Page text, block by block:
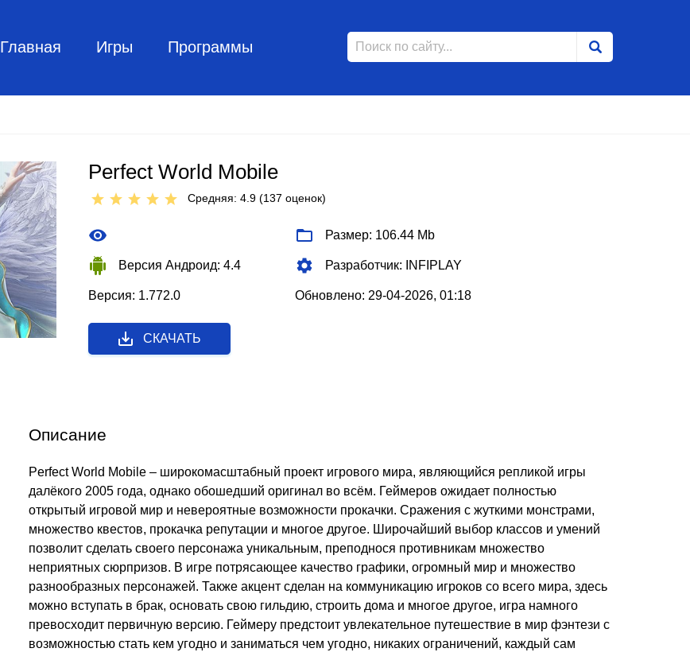
Главная Игры Программы
Perfect World Mobile
Средняя: 4.9 (137 оценок)
Размер: 106.44 Mb
Версия Андроид: 4.4 Разработчик: INFIPLAY
Версия: 1.772.0 Обновлено: 29-04-2026, 01:18
СКАЧАТЬ
Описание
Perfect World Mobile – широкомасштабный проект игрового мира, являющийся репликой игры
далёкого 2005 года, однако обошедший оригинал во всём. Геймеров ожидает полностью
открытый игровой мир и невероятные возможности прокачки. Сражения с жуткими монстрами,
множество квестов, прокачка репутации и многое другое. Широчайший выбор классов и умений
позволит сделать своего персонажа уникальным, преподнося противникам множество
неприятных сюрпризов. В игре потрясающее качество графики, огромный мир и множество
разнообразных персонажей. Также акцент сделан на коммуникацию игроков со всего мира, здесь
можно вступать в брак, основать свою гильдию, строить дома и многое другое, игра намного
превосходит первичную версию. Геймеру предстоит увлекательное путешествие в мир фэнтези с
возможностью стать кем угодно и заниматься чем угодно, никаких ограничений, каждый сам